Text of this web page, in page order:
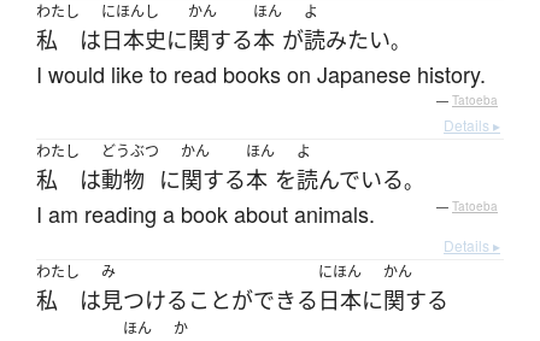
わたし
私 は
にほんし
日本史に
かん
関する
ほん
本 が
よ
読みたい。
I would like to read books on Japanese history.
— Tatoeba
Details ▸
わたし
私 は
どうぶつ
動物 に
かん
関する
ほん
本 を
よ
読んでいる。
I am reading a book about animals. — Tatoeba
Details ▸
わたし
私 は
み
見つける ことができる
にほん
日本に
かん
関する
ほん か